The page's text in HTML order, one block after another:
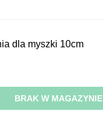
dla myszki 10cm
BRAK W MAGAZYNIE